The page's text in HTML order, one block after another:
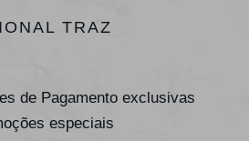
TRAZ
de Pagamento exclusivas
especiais